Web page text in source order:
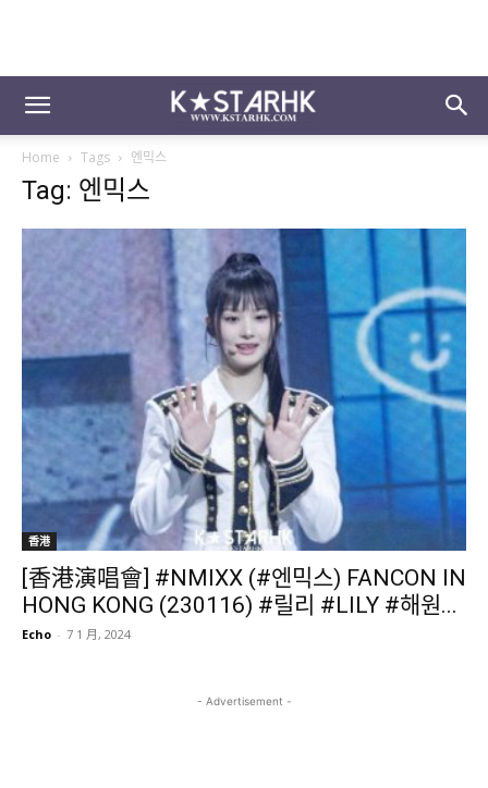
Home Tags 엔믹스
Tag: 엔믹스
香港
[香港演唱會] #NMIXX (#엔믹스) FANCON IN
HONG KONG (230116) #릴리 #LILY #해원...
Echo - 7 1 月, 2024
- Advertisement -